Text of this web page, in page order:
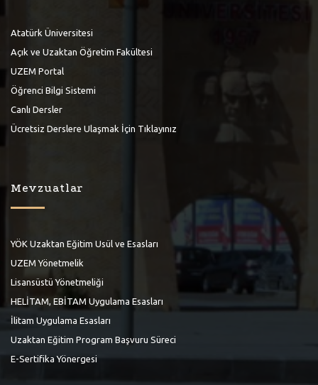
Atatürk Üniversitesi
Açık ve Uzaktan Öğretim Fakültesi
UZEM Portal
Öğrenci Bilgi Sistemi
Canlı Dersler
Ücretsiz Derslere Ulaşmak İçin Tıklayınız
Mevzuatlar
YÖK Uzaktan Eğitim Usül ve Esasları
UZEM Yönetmelik
Lisansüstü Yönetmeliği
HELİTAM, EBİTAM Uygulama Esasları
İlitam Uygulama Esasları
Uzaktan Eğitim Program Başvuru Süreci
E-Sertifika Yönergesi